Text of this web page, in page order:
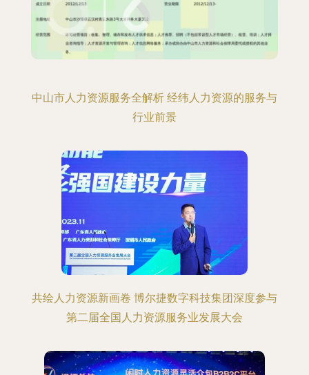
中山市人力资源服务全解析 经纬人力资源的服务与
行业前景
共绘人力资源新画卷 博尔捷数字科技集团深度参与
第二届全国人力资源服务业发展大会